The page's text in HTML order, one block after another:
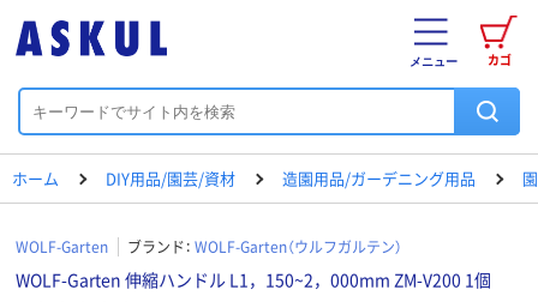
カゴ
メニュー
ホーム DIY用品/園芸/資材 造園用品/ガーデニング用品
WOLF-Garten ブランド： WOLF-Garten（ウルフガルテン）
WOLF-Garten 伸縮ハンドル L1，150~2，000mm ZM-V200 1個